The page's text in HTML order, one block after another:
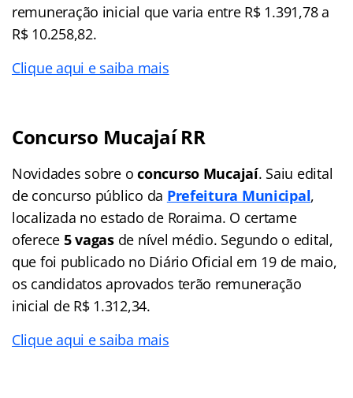
remuneração inicial que varia entre R$ 1.391,78 a
R$ 10.258,82.
Clique aqui e saiba mais
Concurso Mucajaí RR
Novidades sobre oconcurso Mucajaí. Saiu edital
de concurso público da Prefeitura Municipal,
localizada no estado de Roraima. O certame
oferece 5 vagasde nível médio. Segundo o edital,
que foi publicado no Diário Oficial em 19 de maio,
os candidatos aprovados terão remuneração
inicial de R$ 1.312,34.
Clique aqui e saiba mais